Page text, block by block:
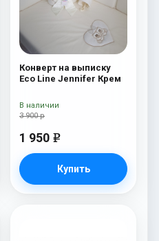
Конверт на выписку
Eco Line Jennifer Крем
3 900 р
1 950 e
Купить
В наличии